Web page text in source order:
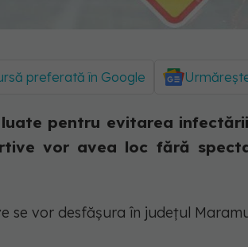
preferată în Google
pentru evitarea
vor avea loc fără
se vor desfășura în județul